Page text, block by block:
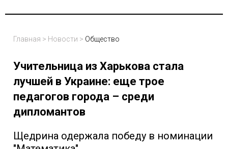
Главная > Новости > Общество
Учительница из Харькова стала
лучшей в Украине: еще трое
педагогов города – среди
дипломантов
Щедрина одержала победу в номинации